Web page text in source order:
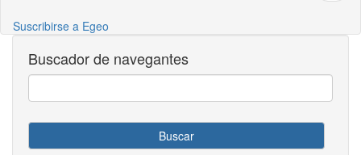
Suscribirse a Egeo
Buscador de navegantes
Buscar